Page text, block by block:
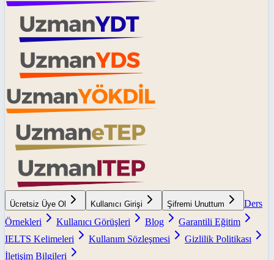
Ücretsiz Üye Ol Kullanıcı Girişi Şifremi Unuttum
Ders
Örnekleri
Kullanıcı Görüşleri Blog
Garantili Eğitim
IELTS Kelimeleri
Kullanım Sözleşmesi
Gizlilik Politikası
İletişim Bilgileri